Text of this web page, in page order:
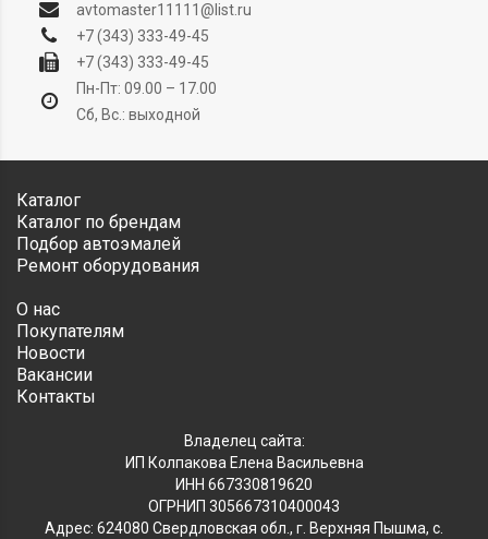
avtomaster11111@list.ru
+7 (343) 333-49-45
+7 (343) 333-49-45
Пн-Пт: 09.00 – 17.00
Сб, Вс.: выходной
Каталог
Каталог по брендам
Подбор автоэмалей
Ремонт оборудования
О нас
Покупателям
Новости
Вакансии
Контакты
Владелец сайта:
ИП Колпакова Елена Васильевна
ИНН 667330819620
ОГРНИП 305667310400043
Адрес: 624080 Свердловская обл., г. Верхняя Пышма, с.